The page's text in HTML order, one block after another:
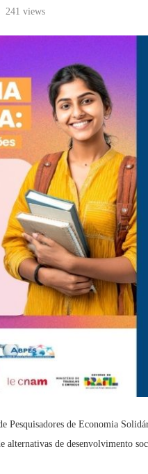
241 views
Pesquisadores de Economia
alternativas de desenvolvimento